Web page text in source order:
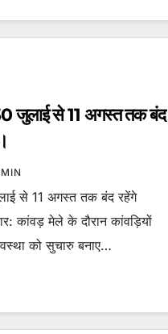
जुलाई से 11 अगस्त तक बंद
से 11 अगस्त तक बंद रहेंगे
कांवड़ मेले के दौरान कांवड़ियों
को सुचारु बनाए…